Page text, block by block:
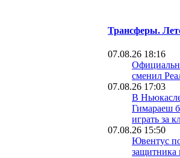
Трансферы.
07.08.26 18:16
сменил
07.08.26 17:03
В
Гимараеш
играть за
07.08.26 15:50
Ювентус
защитника